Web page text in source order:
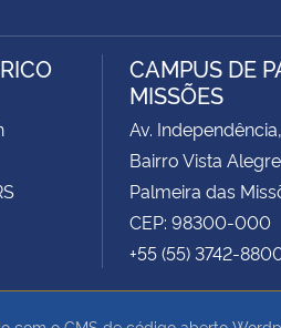
CAMPUS DE
MISSÕES
Av.
Bairro Vista Alegre
Palmeira das
CEP: 98300-000
+55 (55) 3742-